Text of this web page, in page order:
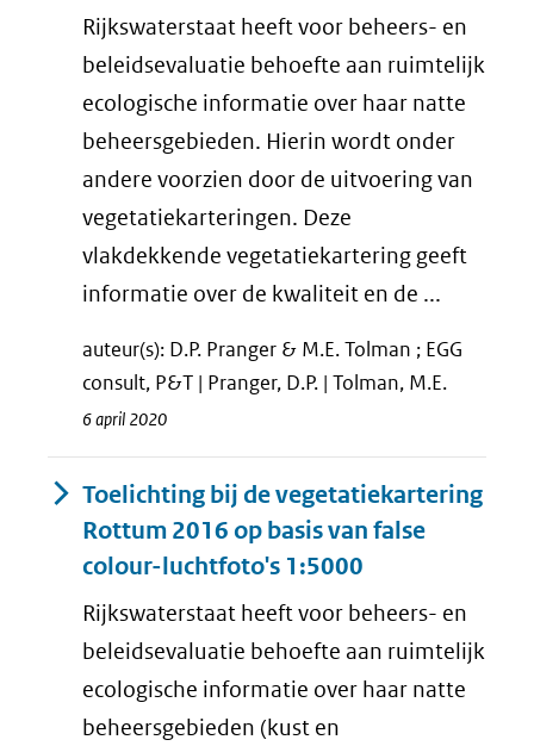
Rijkswaterstaat heeft voor beheers- en
beleidsevaluatie behoefte aan ruimtelijk
ecologische informatie over haar natte
beheersgebieden. Hierin wordt onder
andere voorzien door de uitvoering van
vegetatiekarteringen. Deze
vlakdekkende vegetatiekartering geeft
informatie over de kwaliteit en de ...
auteur(s): D.P. Pranger & M.E. Tolman ; EGG
consult, P&T | Pranger, D.P. | Tolman, M.E.
6 april 2020
Toelichting bij de vegetatiekartering
Rottum 2016 op basis van false
colour-luchtfoto's 1:5000
Rijkswaterstaat heeft voor beheers- en
beleidsevaluatie behoefte aan ruimtelijk
ecologische informatie over haar natte
beheersgebieden (kust en